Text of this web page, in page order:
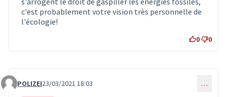
c'est probablement votre vision très personnelle de
l'écologie!
0 0
Commentaire 3027
POLIZEI23/03/2021 18:03 …